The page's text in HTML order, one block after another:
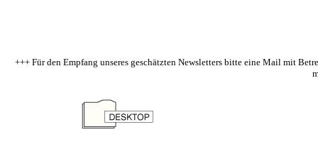
+++ Für den Empfang unseres geschätzten Newsletters bitte eine Mail mit